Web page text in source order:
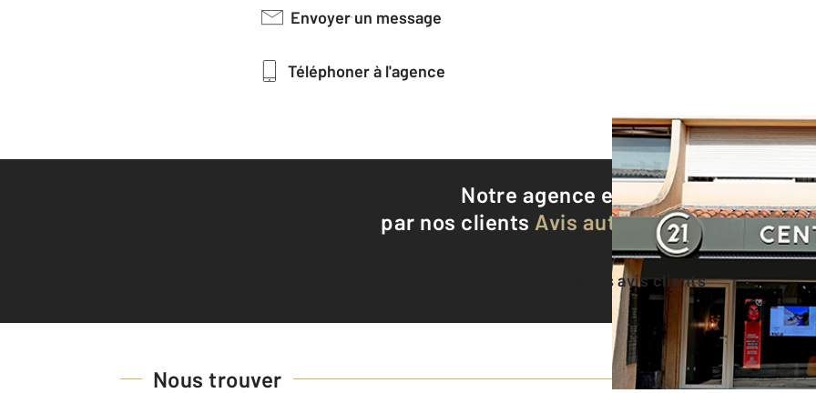
Envoyer un message
Téléphoner à l'agence
Notre agence est notée
9,2/10
par nos clients Avis authentifiés par
Voir tous les avis clients
Nous trouver